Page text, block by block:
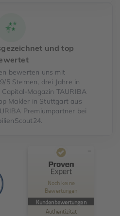
und top
bewerten uns mit
5 Sternen, drei Jahre in
Magazin TAURIBA
Makler in Stuttgart aus
Premiumpartner bei
Noch keine
Bewertungen
Kundenbewertungen
Authentizität
und Erfahrungen zu
TAURIBA GmbH